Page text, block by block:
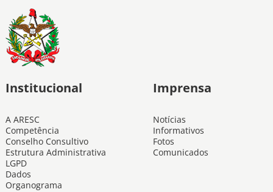
Institucional
A ARESC
Competência
Conselho Consultivo
Estrutura Administrativa
LGPD
Dados
Organograma
Imprensa
Notícias
Informativos
Fotos
Comunicados